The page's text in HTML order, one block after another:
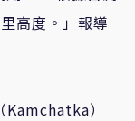
高度。」報導
）